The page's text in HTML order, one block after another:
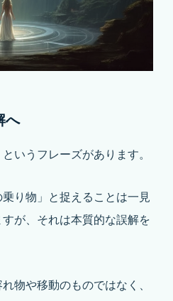
へ
いうフレーズがあります。
り物」と捉えることは一見
が、それは本質的な誤解を
物や移動のものではなく、